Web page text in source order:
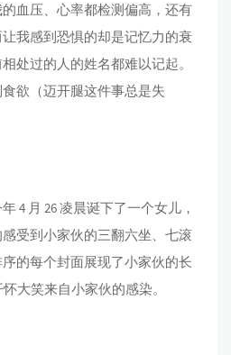
血压、心率都检测偏高，还有
我感到恐惧的却是记忆力的衰
处过的人的姓名都难以记起。
欲（迈开腿这件事总是失
4 月 26 凌晨诞下了一个女儿，
受到小家伙的三翻六坐、七滚
的每个封面展现了小家伙的长
大笑来自小家伙的感染。